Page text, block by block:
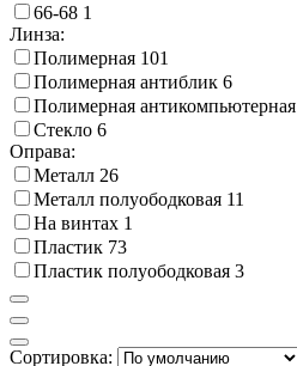
66-68 1
Линза:
Полимерная 101
Полимерная антиблик 6
Полимерная антикомпьютерная
Стекло 6
Оправа:
Металл 26
Металл полуободковая 11
На винтах 1
Пластик 73
Пластик полуободковая 3
Сортировка: